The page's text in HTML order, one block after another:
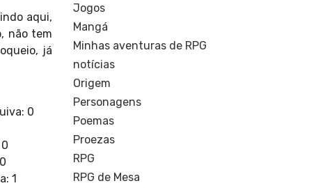
aqui,
não tem
já
0
1
Jogos
Mangá
Minhas aventuras de RPG
notícias
Origem
Personagens
Poemas
Proezas
RPG
RPG de Mesa